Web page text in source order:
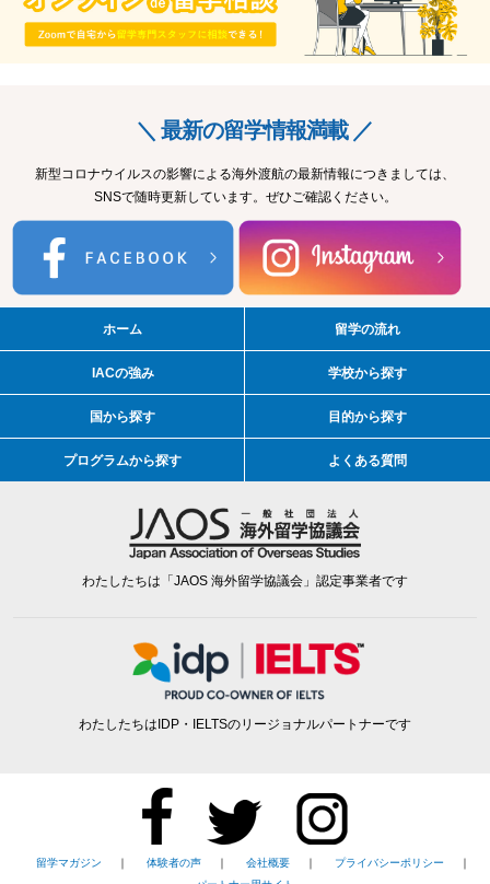
＼ 最新の留学情報満載 ／
新型コロナウイルスの影響による海外渡航の最新情報につきましては、
SNSで随時更新しています。ぜひご確認ください。
ホーム 留学の流れ
IACの強み 学校から探す
国から探す 目的から探す
プログラムから探す よくある質問
わたしたちは「JAOS 海外留学協議会」認定事業者です
わたしたちはIDP・IELTSのリージョナルパートナーです
留学マガジン ｜ 体験者の声 ｜ 会社概要 ｜ プライバシーポリシー
｜